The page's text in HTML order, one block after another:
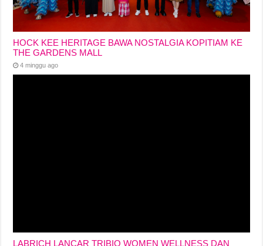
HOCK KEE HERITAGE BAWA NOSTALGIA KOPITIAM KE
THE GARDENS MALL
4 minggu ago
LABRICH LANCAR TRIBIO WOMEN WELLNESS DAN